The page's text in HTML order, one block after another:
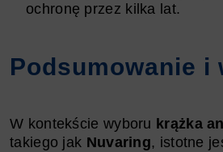
ochronę przez kilka lat.
Podsumowanie i
W kontekście wyboru krążka
takiego jak Nuvaring, istotne